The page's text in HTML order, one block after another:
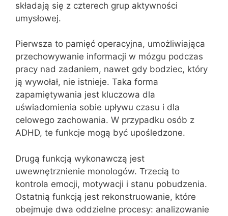
składają się z czterech grup aktywności
umysłowej.
Pierwsza to pamięć operacyjna, umożliwiająca
przechowywanie informacji w mózgu podczas
pracy nad zadaniem, nawet gdy bodziec, który
ją wywołał, nie istnieje. Taka forma
zapamiętywania jest kluczowa dla
uświadomienia sobie upływu czasu i dla
celowego zachowania. W przypadku osób z
ADHD, te funkcje mogą być upośledzone.
Drugą funkcją wykonawczą jest
uwewnętrznienie monologów. Trzecią to
kontrola emocji, motywacji i stanu pobudzenia.
Ostatnią funkcją jest rekonstruowanie, które
obejmuje dwa oddzielne procesy: analizowanie